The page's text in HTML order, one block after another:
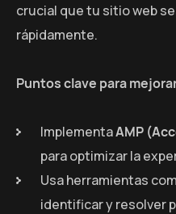
crucial que tu sitio web
rápidamente.
Puntos clave para
ImplementaAMP
para optimizar la
Usa herramientas
identificar y resolver